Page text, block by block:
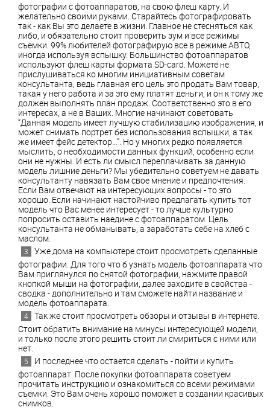
фотографии с фотоаппаратов, на свою флеш карту. И
желательно своими руками. Старайтесь фотографировать
так - как Вы это делаете в жизни. Главное не стесняться как
либо, и обязательно стоит проверить зум и все режимы
съемки. 99% любителей фотографирую все в режиме АВТО,
иногда используя вспышку. Большинство фотоаппаратов
используют флеш карты формата SD-card. Можете не
прислушиваться ко многим инициативным советам
консультанта, ведь главная его цель это продать Вам товар,
такая у него работа и за это ему платят деньги, и он к тому же
должен выполнять план продаж. Соответственно это в его
интересах, а не в Ваших. Многие начинают советовать
“Данная модель имеет лучшую стабилизацию изображения, и
может снимать портрет без использования вспышки, а так
же имеет фейс детектор…”. Но у многих редко появляется
мыслить, о необходимости данных функций, особенно если
они не нужны. И есть ли смысл переплачивать за данную
модель лишние деньги? Мы убедительно советуем не давать
консультанту навязать Вам свое мнение и предпочтения.
Если Вам отвечают на интересующих вопросы - то это
хорошо. Если начинают настойчиво предлагать купить тот
модель что Вас менее интересует - то лучше культурно
попросить оставить наедине с фотоаппаратом. Цель
консультанта не обманывать, а заработать себе на хлеб с
маслом.
Уже дома на компьютере стоит просмотреть сделанные
фотографии. Для того что б узнать модель фотоаппарата что
Вам приглянулся по снятой фотографии, нажмите правой
кнопкой мыши на фотографии, далее заходите в свойства -
сводка - дополнительно и там сможете найти название и
модель фотоаппарата.
Так же стоит просмотреть обзоры и отзывы в интернете.
Стоит обратить внимание на минусы интересующей модели,
и только после этого решить стоит ли смириться с ними или
нет.
И последнее что остается сделать - пойти и купить
фотоаппарат. После покупки фотоаппарата советуем
прочитать инструкцию и ознакомиться со всеми режимами
съемки. Это Вам очень хорошо поможет в создании красивых
снимков.